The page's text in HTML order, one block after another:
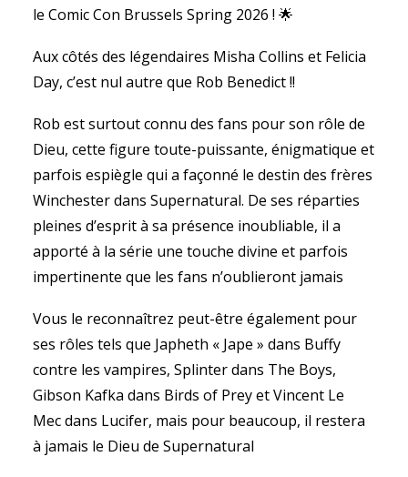
le Comic Con Brussels Spring 2026 ! 🌟
Aux côtés des légendaires Misha Collins et Felicia
Day, c’est nul autre que Rob Benedict !!
Rob est surtout connu des fans pour son rôle de
Dieu, cette figure toute-puissante, énigmatique et
parfois espiègle qui a façonné le destin des frères
Winchester dans Supernatural. De ses réparties
pleines d’esprit à sa présence inoubliable, il a
apporté à la série une touche divine et parfois
impertinente que les fans n’oublieront jamais
Vous le reconnaîtrez peut-être également pour
ses rôles tels que Japheth « Jape » dans Buffy
contre les vampires, Splinter dans The Boys,
Gibson Kafka dans Birds of Prey et Vincent Le
Mec dans Lucifer, mais pour beaucoup, il restera
à jamais le Dieu de Supernatural